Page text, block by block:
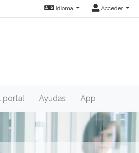
Idioma Acceder
portal Ayudas App